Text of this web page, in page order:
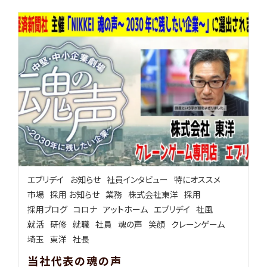
エブリデイ お知らせ 社員インタビュー 特にオススメ
市場 採用 お知らせ 業務 株式会社東洋 採用
採用ブログ コロナ アットホーム エブリデイ 社風
就活 研修 就職 社員 魂の声 笑顔 クレーンゲーム
埼玉 東洋 社長
当社代表の魂の声